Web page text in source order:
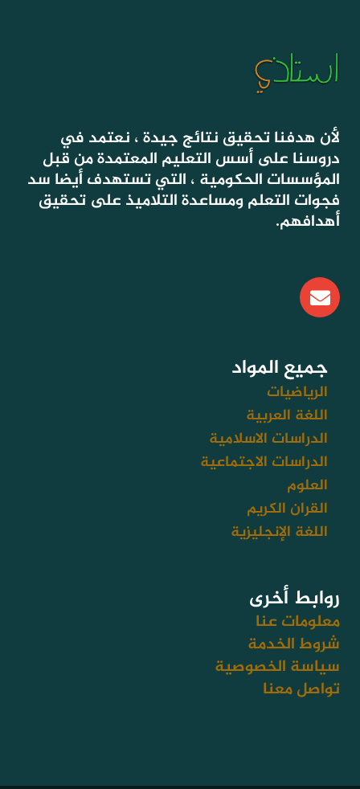
لأن هدفنا تحقيق نتائج جيدة ، نعتمد في
دروسنا على أسس التعليم المعتمدة من قبل
المؤسسات الحكومية ، التي تستهدف أيضا سد
فجوات التعلم ومساعدة التلاميذ على تحقيق
أهدافهم.
E
n
v
l
o
p
e
جميع المواد
الرياضيات
اللغة العربية
الدراسات الاسلامية
الدراسات الاجتماعية
العلوم
القران الكريم
اللغة الإنجليزية
روابط أخرى
معلومات عنا
شروط الخدمة
سياسة الخصوصية
تواصل معنا